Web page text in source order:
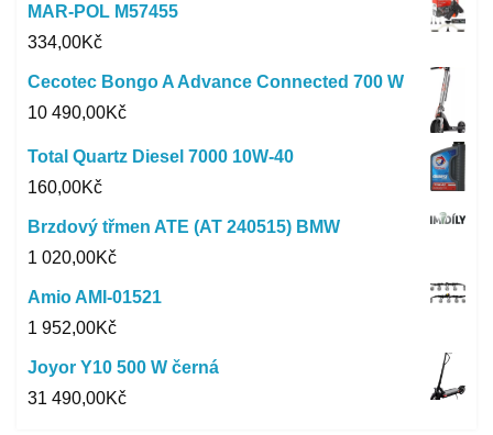
MAR-POL M57455
334,00Kč
Cecotec Bongo A Advance Connected 700 W
10 490,00Kč
Total Quartz Diesel 7000 10W-40
160,00Kč
Brzdový třmen ATE (AT 240515) BMW
1 020,00Kč
Amio AMI-01521
1 952,00Kč
Joyor Y10 500 W černá
31 490,00Kč